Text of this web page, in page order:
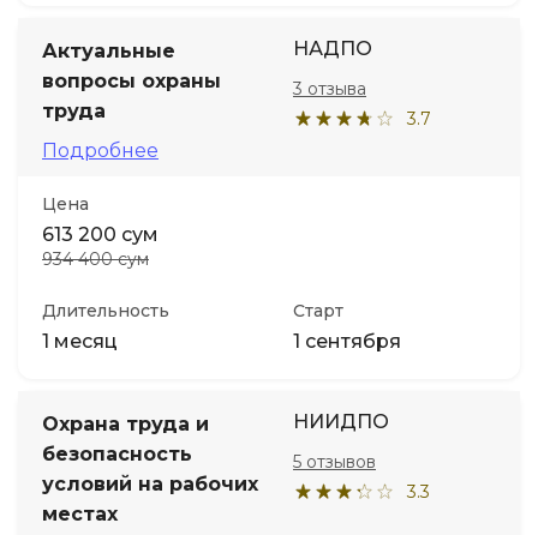
Актуальные
вопросы охраны
труда
Подробнее
НАДПО
3.7
3 отзыва
Цена
613 200 сум
934 400 сум
Длительность
1 месяц
Старт
1 сентября
Охрана труда и
безопасность
условий на рабочих
местах
НИИДПО
3.3
5 отзывов